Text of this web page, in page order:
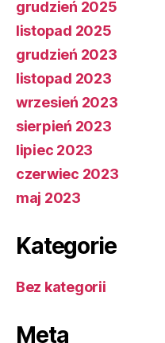
grudzień 2025
listopad 2025
grudzień 2023
listopad 2023
wrzesień 2023
sierpień 2023
lipiec 2023
czerwiec 2023
maj 2023
Kategorie
Bez kategorii
Meta